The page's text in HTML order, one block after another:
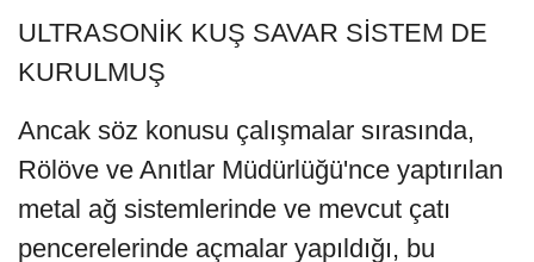
ULTRASONİK KUŞ SAVAR SİSTEM DE
KURULMUŞ
Ancak söz konusu çalışmalar sırasında,
Rölöve ve Anıtlar Müdürlüğü'nce yaptırılan
metal ağ sistemlerinde ve mevcut çatı
pencerelerinde açmalar yapıldığı, bu